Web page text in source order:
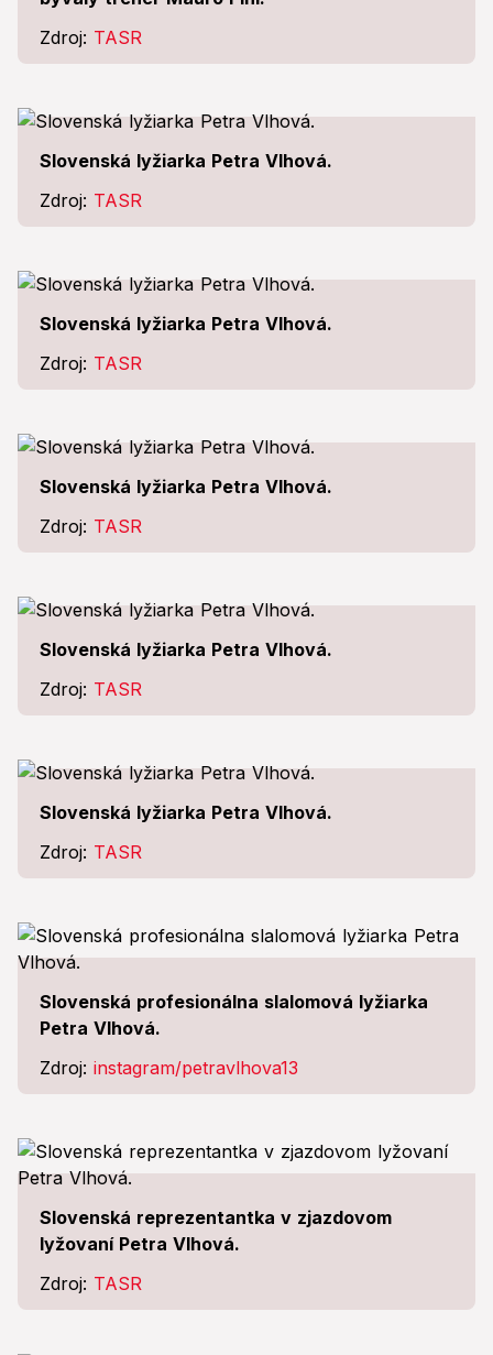
Zdroj: TASR
Slovenská lyžiarka Petra Vlhová.
Zdroj: TASR
Slovenská lyžiarka Petra Vlhová.
Zdroj: TASR
Slovenská lyžiarka Petra Vlhová.
Zdroj: TASR
Slovenská lyžiarka Petra Vlhová.
Zdroj: TASR
Slovenská lyžiarka Petra Vlhová.
Zdroj: TASR
Slovenská profesionálna slalomová lyžiarka
Petra Vlhová.
Zdroj: instagram/petravlhova13
Slovenská reprezentantka v zjazdovom
lyžovaní Petra Vlhová.
Zdroj: TASR